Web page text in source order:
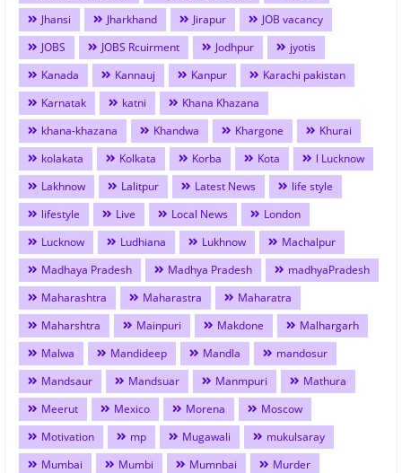
Jhansi
Jharkhand Jirapur
JOB vacancy
JOBS
JOBS Rcuirment Jodhpur
jyotis
Kanada
Kannauj Kanpur
Karachi pakistan
Karnatak
katni
Khana Khazana
khana-khazana
Khandwa Khargone
Khurai
kolakata
Kolkata Korba Kota
l Lucknow
Lakhnow
Lalitpur Latest News
life style
lifestyle
Live Local News
London
Lucknow
Ludhiana Lukhnow
Machalpur
Madhaya Pradesh
Madhya Pradesh
madhyaPradesh
Maharashtra
Maharastra
Maharatra
Maharshtra
Mainpuri Makdone
Malhargarh
Malwa
Mandideep Mandla
mandosur
Mandsaur
Mandsuar Manmpuri
Mathura
Meerut
Mexico Morena
Moscow
Motivation
mp Mugawali
mukulsaray
Mumbai
Mumbi Mumnbai
Murder